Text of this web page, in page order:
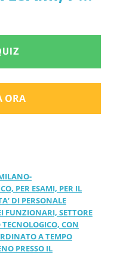
ALL’AREA
SETTORE
TEMPO
MESI) E
ORA
PER ESAMI, PER IL
DI PERSONALE
FUNZIONARI, SETTORE
TECNOLOGICO, CON
A TEMPO
PRESSO IL